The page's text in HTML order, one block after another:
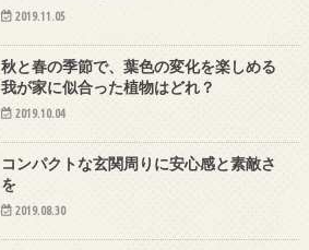
2019.11.05
秋と春の季節で、葉色の変化を楽しめる
我が家に似合った植物はどれ？
2019.10.04
コンパクトな玄関周りに安心感と素敵さ
を
2019.08.30